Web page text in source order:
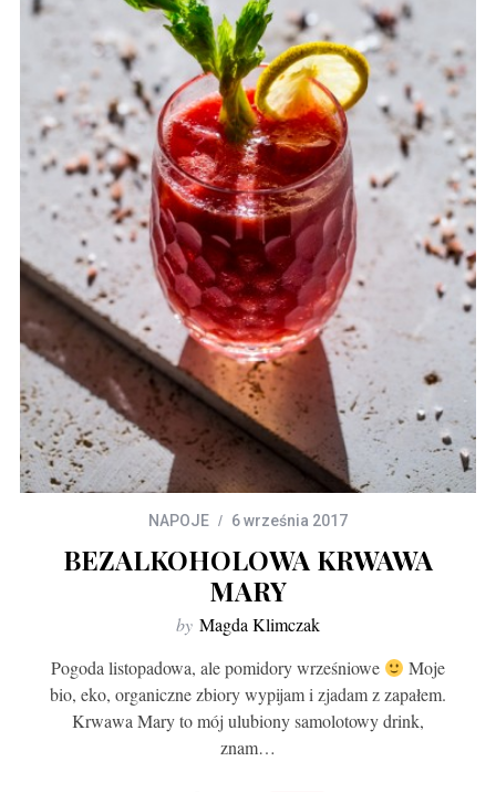
NAPOJE 6 września 2017
BEZALKOHOLOWA KRWAWA
MARY
by Magda Klimczak
Pogoda listopadowa, ale pomidory wrześniowe
Moje
bio, eko, organiczne zbiory wypijam i zjadam z zapałem.
Krwawa Mary to mój ulubiony samolotowy drink,
znam…